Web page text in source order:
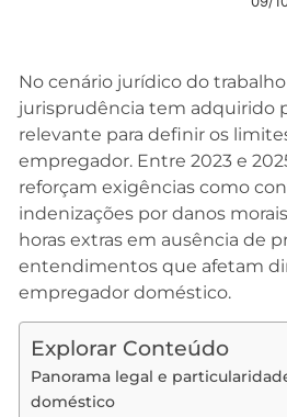
No cenário jurídico do
jurisprudência tem adquirido
relevante para definir os
empregador. Entre 2023 e
reforçam exigências como
indenizações por danos
horas extras em ausência de
entendimentos que afetam
empregador doméstico.
Explorar Conteúdo
Panorama legal e
doméstico